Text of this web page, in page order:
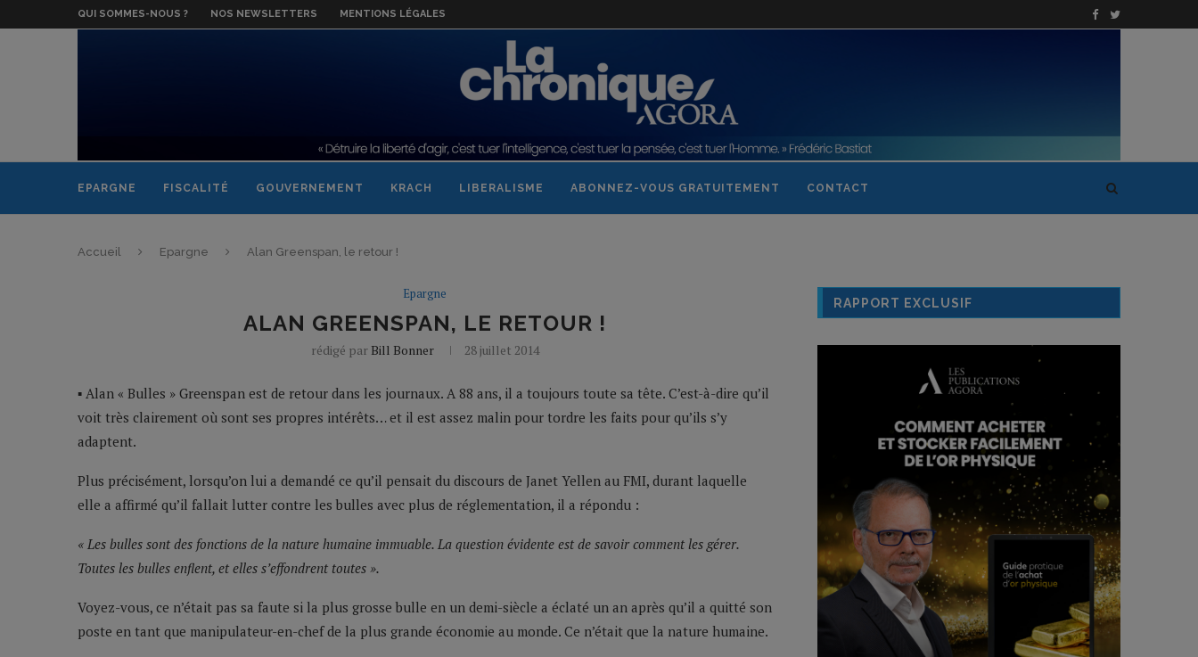
QUI SOMMES-NOUS ? NOS NEWSLETTERS MENTIONS LÉGALES
EPARGNE FISCALITÉ GOUVERNEMENT KRACH LIBERALISME ABONNEZ-VOUS GRATUITEMENT CONTACT
Accueil Epargne Alan Greenspan, le retour !
Epargne
ALAN GREENSPAN, LE RETOUR !
rédigé par Bill Bonner 28 juillet 2014
▪ Alan « Bulles » Greenspan est de retour dans les journaux. A 88 ans, il a toujours toute sa tête. C’est-à-dire qu’il
voit très clairement où sont ses propres intérêts… et il est assez malin pour tordre les faits pour qu’ils s’y
adaptent.
Plus précisément, lorsqu’on lui a demandé ce qu’il pensait du discours de Janet Yellen au FMI, durant laquelle
elle a affirmé qu’il fallait lutter contre les bulles avec plus de réglementation, il a répondu :
« Les bulles sont des fonctions de la nature humaine immuable. La question évidente est de savoir comment les gérer.
Toutes les bulles enflent, et elles s’effondrent toutes ».
Voyez-vous, ce n’était pas sa faute si la plus grosse bulle en un demi-siècle a éclaté un an après qu’il a quitté son
poste en tant que manipulateur-en-chef de la plus grande économie au monde. Ce n’était que la nature humaine.
RAPPORT EXCLUSIF